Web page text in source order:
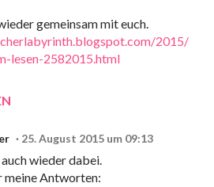
gemeinsam mit euch.
2015/
lesen-2582015.html
25. August 2015 um 09:13
wieder dabei.
meine Antworten: